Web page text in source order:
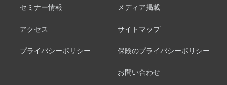
セミナー情報 メディア掲載
アクセス サイトマップ
プライバシーポリシー 保険のプライバシーポリシー
お問い合わせ